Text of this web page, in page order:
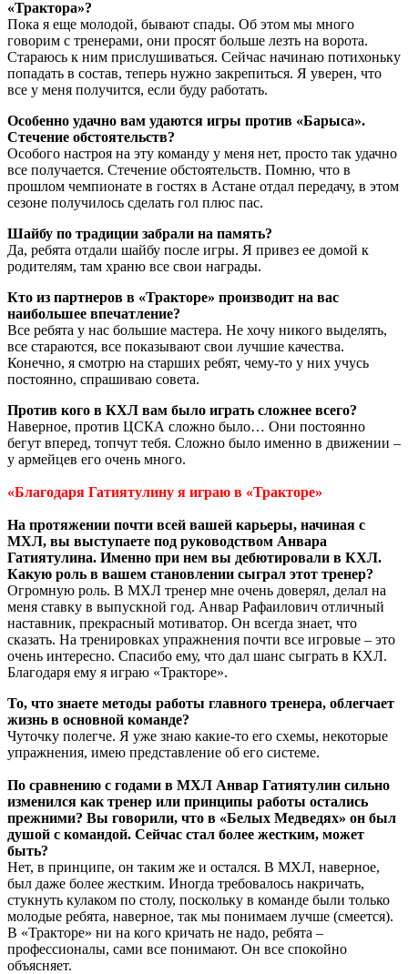
«Трактора»?
Пока я еще молодой, бывают спады. Об этом мы много
говорим с тренерами, они просят больше лезть на ворота.
Стараюсь к ним прислушиваться. Сейчас начинаю потихоньку
попадать в состав, теперь нужно закрепиться. Я уверен, что
все у меня получится, если буду работать.
Особенно удачно вам удаются игры против «Барыса».
Стечение обстоятельств?
Особого настроя на эту команду у меня нет, просто так удачно
все получается. Стечение обстоятельств. Помню, что в
прошлом чемпионате в гостях в Астане отдал передачу, в этом
сезоне получилось сделать гол плюс пас.
Шайбу по традиции забрали на память?
Да, ребята отдали шайбу после игры. Я привез ее домой к
родителям, там храню все свои награды.
Кто из партнеров в «Тракторе» производит на вас
наибольшее впечатление?
Все ребята у нас большие мастера. Не хочу никого выделять,
все стараются, все показывают свои лучшие качества.
Конечно, я смотрю на старших ребят, чему-то у них учусь
постоянно, спрашиваю совета.
Против кого в КХЛ вам было играть сложнее всего?
Наверное, против ЦСКА сложно было… Они постоянно
бегут вперед, топчут тебя. Сложно было именно в движении –
у армейцев его очень много.
«Благодаря Гатиятулину я играю в «Тракторе»
На протяжении почти всей вашей карьеры, начиная с
МХЛ, вы выступаете под руководством Анвара
Гатиятулина. Именно при нем вы дебютировали в КХЛ.
Какую роль в вашем становлении сыграл этот тренер?
Огромную роль. В МХЛ тренер мне очень доверял, делал на
меня ставку в выпускной год. Анвар Рафаилович отличный
наставник, прекрасный мотиватор. Он всегда знает, что
сказать. На тренировках упражнения почти все игровые – это
очень интересно. Спасибо ему, что дал шанс сыграть в КХЛ.
Благодаря ему я играю «Тракторе».
То, что знаете методы работы главного тренера, облегчает
жизнь в основной команде?
Чуточку полегче. Я уже знаю какие-то его схемы, некоторые
упражнения, имею представление об его системе.
По сравнению с годами в МХЛ Анвар Гатиятулин сильно
изменился как тренер или принципы работы остались
прежними? Вы говорили, что в «Белых Медведях» он был
душой с командой. Сейчас стал более жестким, может
быть?
Нет, в принципе, он таким же и остался. В МХЛ, наверное,
был даже более жестким. Иногда требовалось накричать,
стукнуть кулаком по столу, поскольку в команде были только
молодые ребята, наверное, так мы понимаем лучше (смеется).
В «Тракторе» ни на кого кричать не надо, ребята –
профессионалы, сами все понимают. Он все спокойно
объясняет.